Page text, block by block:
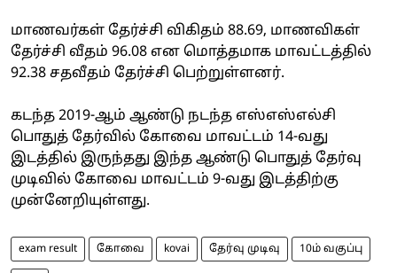
மாணவர்கள் தேர்ச்சி விகிதம் 88.69, மாணவிகள்
தேர்ச்சி வீதம் 96.08 என மொத்தமாக மாவட்டத்தில்
92.38 சதவீதம் தேர்ச்சி பெற்றுள்ளனர்.
கடந்த 2019-ஆம் ஆண்டு நடந்த எஸ்எஸ்எல்சி
பொதுத் தேர்வில் கோவை மாவட்டம் 14-வது
இடத்தில் இருந்தது இந்த ஆண்டு பொதுத் தேர்வு
முடிவில் கோவை மாவட்டம் 9-வது இடத்திற்கு
முன்னேறியுள்ளது.
exam result கோவை kovai தேர்வு முடிவு 10ம் வகுப்பு